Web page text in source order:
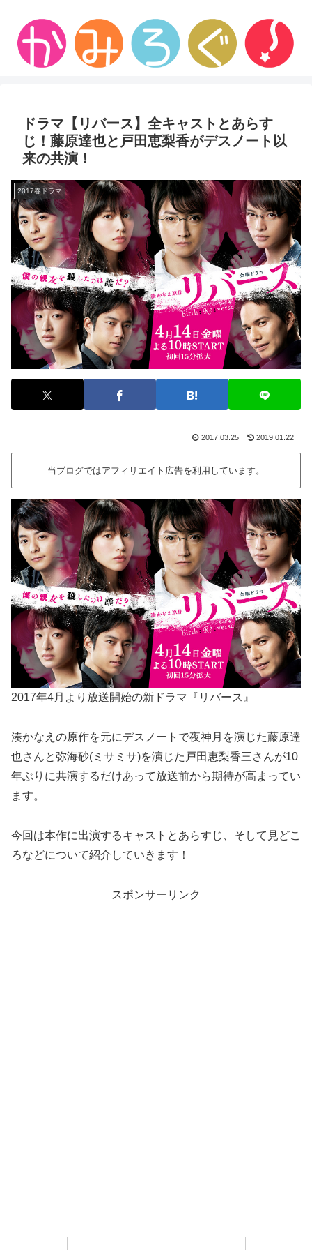
ドラマ【リバース】全キャストとあらす
じ！藤原達也と戸田恵梨香がデスノート以
来の共演！
2017春ドラマ
2017.03.25 2019.01.22
当ブログではアフィリエイト広告を利用しています。
2017年4月より放送開始の新ドラマ『リバース』
湊かなえの原作を元にデスノートで夜神月を演じた藤原達
也さんと弥海砂(ミサミサ)を演じた戸田恵梨香三さんが10
年ぶりに共演するだけあって放送前から期待が高まってい
ます。
今回は本作に出演するキャストとあらすじ、そして見どこ
ろなどについて紹介していきます！
スポンサーリンク